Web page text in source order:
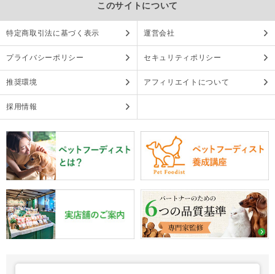
このサイトについて
特定商取引法に基づく表示 運営会社
プライバシーポリシー セキュリティポリシー
推奨環境 アフィリエイトについて
採用情報